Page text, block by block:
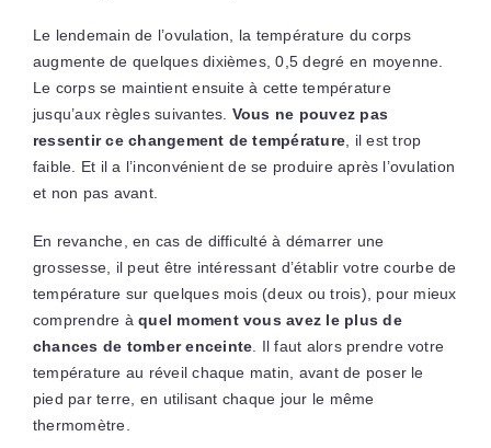
Le lendemain de l’ovulation, la température du corps
augmente de quelques dixièmes, 0,5 degré en moyenne.
Le corps se maintient ensuite à cette température
jusqu’aux règles suivantes. Vous ne pouvez pas
ressentir ce changement de température, il est trop
faible. Et il a l’inconvénient de se produire après l’ovulation
et non pas avant.
En revanche, en cas de difficulté à démarrer une
grossesse, il peut être intéressant d’établir votre courbe de
température sur quelques mois (deux ou trois), pour mieux
comprendre àquel moment vous avez le plus de
chances de tomber enceinte. Il faut alors prendre votre
température au réveil chaque matin, avant de poser le
pied par terre, en utilisant chaque jour le même
thermomètre.